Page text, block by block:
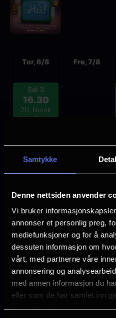
Samtykke
Denne nettsiden anvender
Vi bruker
annonser et personlig preg,
mediefunksjoner og for å
dessuten informasjon om
vårt, med partnerne våre
annonsering og
med annen informasjon du
eller som de har samlet inn
Tor, 6/8
Sal 3
16.30
2D, Norsk
tale, Norsk
Fre, 7/8
Mange ledige plasser
Utsolgt
Scary
Lengde: 1